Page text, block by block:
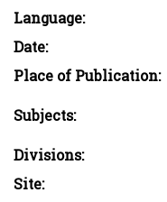
Language:
Date:
Place of Publication:
Subjects:
Divisions:
Site: